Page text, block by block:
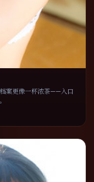
案更像一杯浓茶——入口